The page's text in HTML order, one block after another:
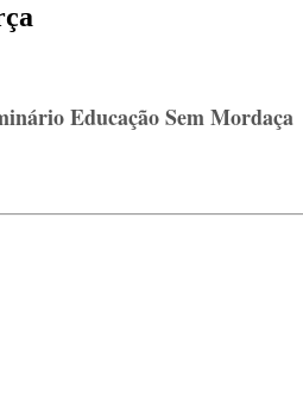
Educação Sem Mordaça